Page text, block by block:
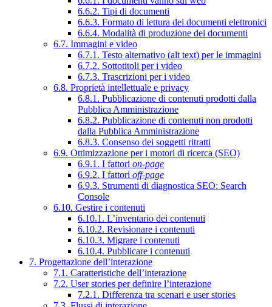
6.6.2. Tipi di documenti
6.6.3. Formato di lettura dei documenti elettronici
6.6.4. Modalità di produzione dei documenti
6.7. Immagini e video
6.7.1. Testo alternativo (alt text) per le immagini
6.7.2. Sottotitoli per i video
6.7.3. Trascrizioni per i video
6.8. Proprietà intellettuale e privacy
6.8.1. Pubblicazione di contenuti prodotti dalla
Pubblica Amministrazione
6.8.2. Pubblicazione di contenuti non prodotti
dalla Pubblica Amministrazione
6.8.3. Consenso dei soggetti ritratti
6.9. Ottimizzazione per i motori di ricerca (SEO)
6.9.1. I fattori on-page
6.9.2. I fattori off-page
6.9.3. Strumenti di diagnostica SEO: Search
Console
6.10. Gestire i contenuti
6.10.1. L’inventario dei contenuti
6.10.2. Revisionare i contenuti
6.10.3. Migrare i contenuti
6.10.4. Pubblicare i contenuti
7. Progettazione dell’interazione
7.1. Caratteristiche dell’interazione
7.2. User stories per definire l’interazione
7.2.1. Differenza tra scenari e user stories